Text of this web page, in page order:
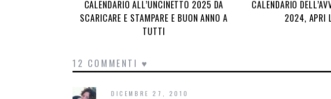
CALENDARIO ALL’UNCINETTO 2025 DA
SCARICARE E STAMPARE E BUON ANNO A
TUTTI
CALENDARIO
2024, APRI
12 COMMENTI ♥
DICEMBRE 27, 2010